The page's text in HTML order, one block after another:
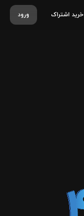
ورود خرید اشتراک